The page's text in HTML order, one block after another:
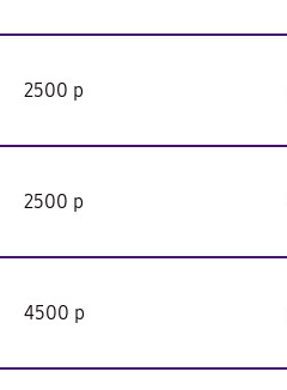
2500 р
2500 р
4500 р